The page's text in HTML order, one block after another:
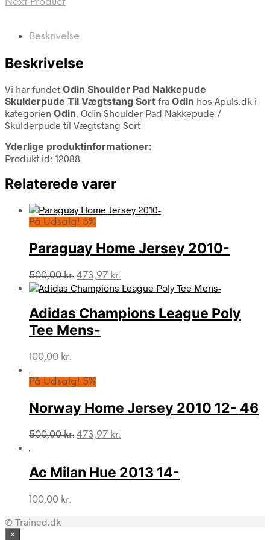
Next Product
Beskrivelse
Beskrivelse
Vi har fundet Odin Shoulder Pad Nakkepude
Skulderpude Til Vægtstang Sort fra Odin hos Apuls.dk i
kategorien Odin. Odin Shoulder Pad Nakkepude /
Skulderpude til Vægtstang Sort
Yderlige produktinformationer:
Produkt id: 12088
Relaterede varer
På Udsalg! 5%
Paraguay Home Jersey 2010-
500,00kr. Den
oprindelige
var:
500,00 kr..
473,97 kr.
aktuelle
er:
473,97 kr..
Adidas Champions League Poly
Tee Mens-
100,00 kr.
På Udsalg! 5%
Norway Home Jersey 2010 12- 46
500,00kr. Den
var:
500,00 kr..
473,97 kr.
er:
473,97 kr..
Ac Milan Hue 2013 14-
100,00 kr.
© Trained.dk
×